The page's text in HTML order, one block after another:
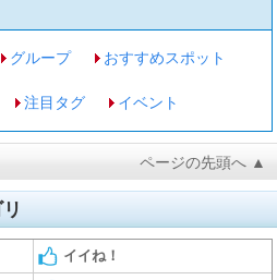
グループ おすすめスポット
注目タグ イベント
ページの先頭へ ▲
イイね！